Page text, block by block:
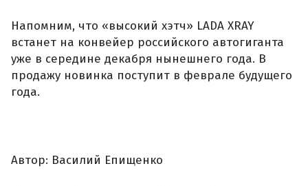
Напомним, что «высокий хэтч» LADA XRAY
встанет на конвейер российского автогиганта
уже в середине декабря нынешнего года. В
продажу новинка поступит в феврале будущего
года.
Автор: Василий Епищенко